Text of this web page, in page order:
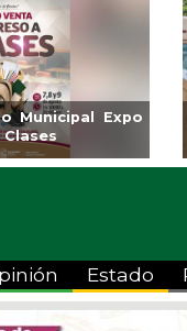
Municipal Expo
Estado